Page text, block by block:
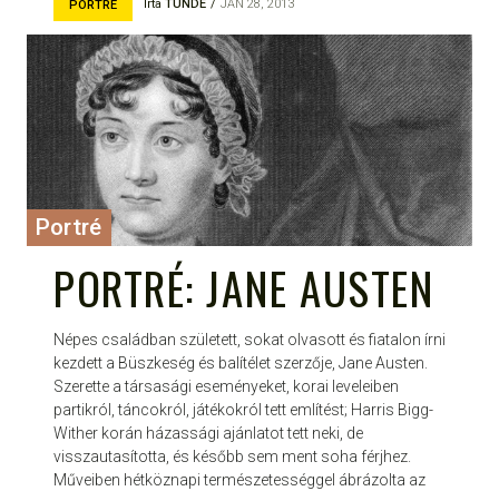
PORTRÉ Írta TÜNDE JAN 28, 2013
Portré
PORTRÉ: JANE AUSTEN
Népes családban született, sokat olvasott és fiatalon írni
kezdett a Büszkeség és balítélet szerzője, Jane Austen.
Szerette a társasági eseményeket, korai leveleiben
partikról, táncokról, játékokról tett említést; Harris Bigg-
Wither korán házassági ajánlatot tett neki, de
visszautasította, és később sem ment soha férjhez.
Műveiben hétköznapi természetességgel ábrázolta az